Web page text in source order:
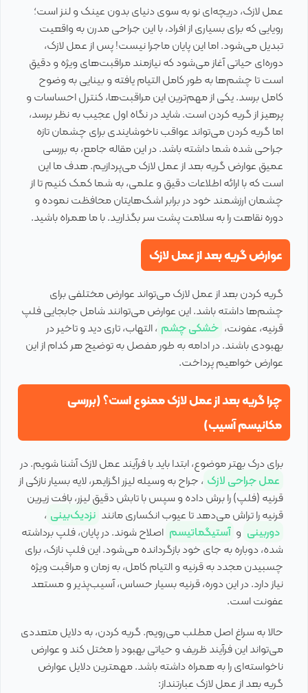
عمل لازک، دریچه‌ای نو به سوی دنیای بدون عینک و لنز است؛
رویایی که برای بسیاری از افراد، با این جراحی مدرن به واقعیت
تبدیل می‌شود. اما این پایان ماجرا نیست! پس از عمل لازک،
دوره‌ای حیاتی آغاز می‌شود که نیازمند مراقبت‌های ویژه و دقیق
است تا چشم‌ها به طور کامل التیام یافته و بینایی به وضوح
کامل برسد. یکی از مهم‌ترین این مراقبت‌ها، کنترل احساسات و
پرهیز از گریه کردن است. شاید در نگاه اول عجیب به نظر برسد،
اما گریه کردن می‌تواند عواقب ناخوشایندی برای چشمان تازه
جراحی شده شما داشته باشد. در این مقاله جامع، به بررسی
عمیق عوارض گریه بعد از عمل لازک می‌پردازیم. هدف ما این
است که با ارائه اطلاعات دقیق و علمی، به شما کمک کنیم تا از
چشمان ارزشمند خود در برابر اشک‌هایتان محافظت نموده و
دوره نقاهت را به سلامت پشت سر بگذارید. با ما همراه باشید.
عوارض گریه بعد از عمل لازک
گریه کردن بعد از عمل لازک می‌تواند عوارض مختلفی برای
چشم‌ها داشته باشد. این عوارض می‌توانند شامل جابجایی فلپ
قرنیه، عفونت، خشکی چشم ، التهاب، تاری دید و تاخیر در
بهبودی باشند. در ادامه به طور مفصل به توضیح هر کدام از این
عوارض خواهیم پرداخت.
چرا گریه بعد از عمل لازک ممنوع است؟ (بررسی
مکانیسم آسیب)
برای درک بهتر موضوع، ابتدا باید با فرآیند عمل لازک آشنا شویم. در
عمل جراحی لازک ، جراح به وسیله لیزر اگزایمر، لایه بسیار نازکی از
قرنیه (فلپ) را برش داده و سپس با تابش دقیق لیزر، بافت زیرین
قرنیه را تراش می‌دهد تا عیوب انکساری مانند نزدیک‌بینی ،
دوربینی و آستیگماتیسم اصلاح شوند. در پایان، فلپ برداشته
شده، دوباره به جای خود بازگردانده می‌شود. این فلپ نازک، برای
چسبیدن مجدد به قرنیه و التیام کامل، به زمان و مراقبت ویژه
نیاز دارد. در این دوره، قرنیه بسیار حساس، آسیب‌پذیر و مستعد
عفونت است.
حالا به سراغ اصل مطلب می‌رویم. گریه کردن، به دلایل متعددی
می‌تواند این فرآیند ظریف و حیاتی بهبود را مختل کند و عوارض
ناخواسته‌ای را به همراه داشته باشد. مهمترین دلایل عوارض
گریه بعد از عمل لازک عبارتنداز: